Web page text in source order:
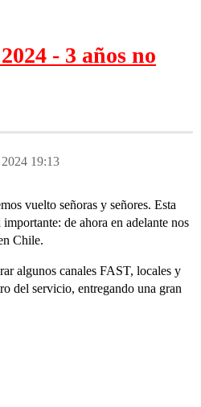
- 3 años no
19:13
vuelto señoras y señores. Esta
de ahora en adelante nos
Chile.
algunos canales FAST, locales y
del servicio, entregando una gran